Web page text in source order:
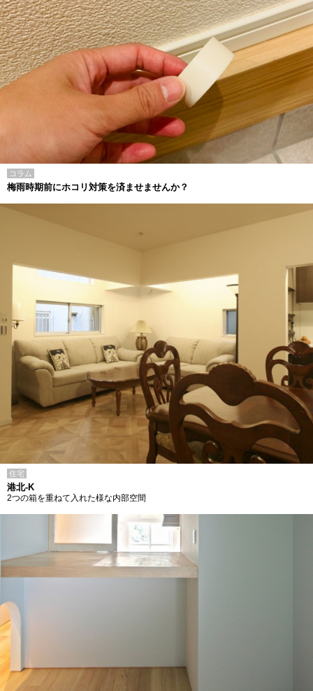
コラム
梅雨時期前にホコリ対策を済ませませんか？
住宅
港北-K
2つの箱を重ねて入れた様な内部空間